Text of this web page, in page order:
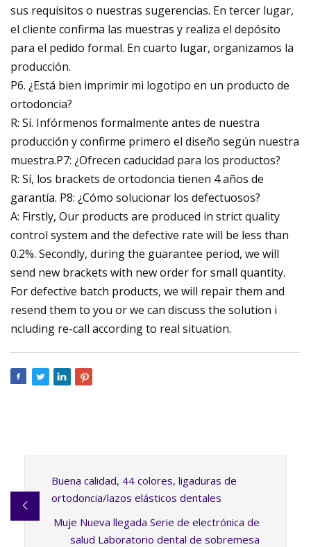
sus requisitos o nuestras sugerencias. En tercer lugar,
el cliente confirma las muestras y realiza el depósito
para el pedido formal. En cuarto lugar, organizamos la
producción.
P6. ¿Está bien imprimir mi logotipo en un producto de
ortodoncia?
R: Sí. Infórmenos formalmente antes de nuestra
producción y confirme primero el diseño según nuestra
muestra.P7: ¿Ofrecen caducidad para los productos?
R: Sí, los brackets de ortodoncia tienen 4 años de
garantía. P8: ¿Cómo solucionar los defectuosos?
A: Firstly, Our products are produced in strict quality
control system and the defective rate will be less than
0.2%. Secondly, during the guarantee period, we will
send new brackets with new order for small quantity.
For defective batch products, we will repair them and
resend them to you or we can discuss the solution i
ncluding re-call according to real situation.
Buena calidad, 44 colores, ligaduras de
ortodoncia/lazos elásticos dentales
Muje Nueva llegada Serie de electrónica de
salud Laboratorio dental de sobremesa